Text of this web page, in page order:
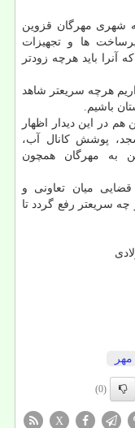
شهری مهرگان قزوین
ها و تجهیزات
آنرا باید هرچه زودتر
هرچه سریعتر شاهد
باشیم.
هم در این دیدار اظهار
مسجد، پوشش كانال آب،
به مهرگان همچون
میان تعاونی و
چه سریعتر رفع گردد تا
(0)
X